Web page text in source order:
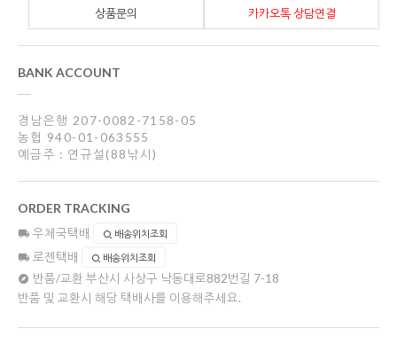
카카오톡 상담연결
상품문의
BANK ACCOUNT
경남은행 207-0082-7158-05
농협 940-01-063555
예금주 : 연규설(88낚시)
ORDER TRACKING
우체국택배 배송위치조회
로젠택배 배송위치조회
반품/교환 부산시 사상구 낙동대로882번길 7-18
반품 및 교환시 해당 택배사를 이용해주세요.